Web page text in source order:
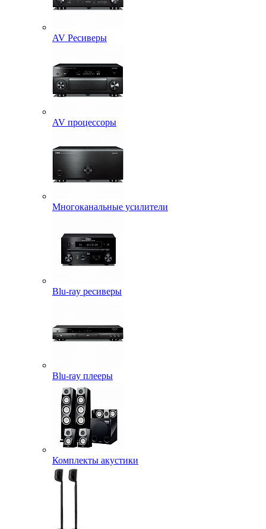
AV Ресиверы
AV процессоры
Многоканальные усилители
Blu-ray ресиверы
Blu-ray плееры
Комплекты акустики